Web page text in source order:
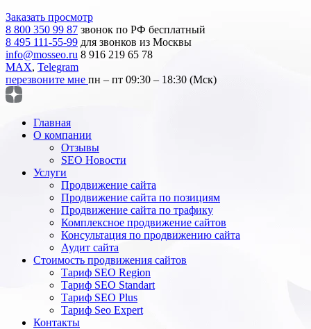
Заказать просмотр
8 800 350 99 87 звонок по РФ бесплатный
8 495 111-55-99 для звонков из Москвы
info@mosseo.ru 8 916 219 65 78
MAX, Telegram
перезвоните мне пн – пт 09:30 – 18:30 (Мск)
Главная
О компании
Отзывы
SEO Новости
Услуги
Продвижение сайта
Продвижение сайта по позициям
Продвижение сайта по трафику
Комплексное продвижение сайтов
Консультация по продвижению сайта
Аудит сайта
Стоимость продвижения сайтов
Тариф SEO Region
Тариф SEO Standart
Тариф SEO Plus
Тариф Seo Expert
Контакты